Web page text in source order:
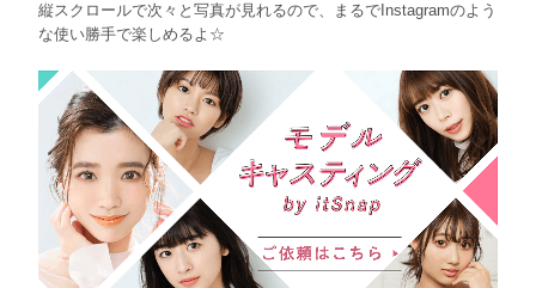
縦スクロールで次々と写真が見れるので、まるでInstagramのよう
な使い勝手で楽しめるよ☆